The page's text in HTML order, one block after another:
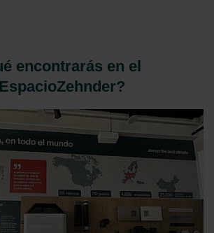
encontrarás en el